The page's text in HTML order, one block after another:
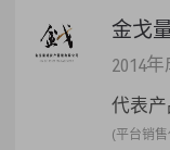
金戈
2014
代表
(平台销